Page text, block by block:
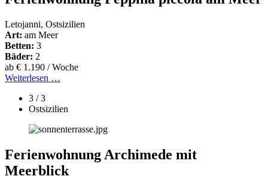
Letojanni, Ostsizilien
Art: am Meer
Betten: 3
Bäder: 2
ab € 1.190 / Woche
Weiterlesen …
3 / 3
Ostsizilien
Ferienwohnung Archimede mit
Meerblick